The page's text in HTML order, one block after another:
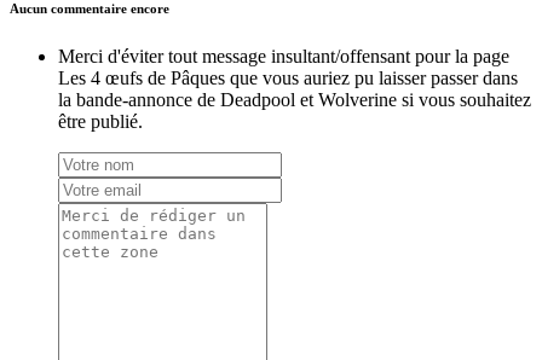
Aucun commentaire encore
Merci d'éviter tout message insultant/offensant pour la page
Les 4 œufs de Pâques que vous auriez pu laisser passer dans
la bande-annonce de Deadpool et Wolverine si vous souhaitez
être publié.